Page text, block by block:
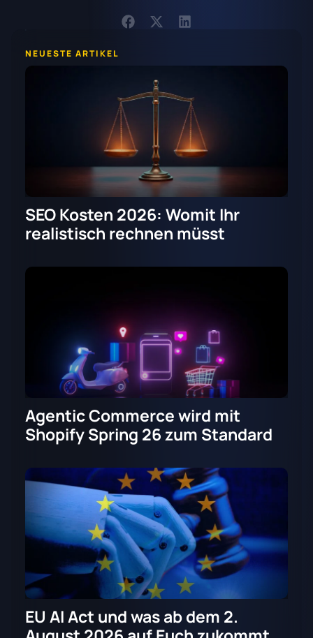
NEUESTE ARTIKEL
SEO Kosten 2026: Womit Ihr
realistisch rechnen müsst
Agentic Commerce wird mit
Shopify Spring 26 zum Standard
EU AI Act und was ab dem 2.